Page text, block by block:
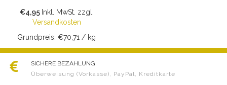
€4,95 Inkl. MwSt. zzgl.
Versandkosten
Grundpreis: €70,71 / kg
SICHERE BEZAHLUNG
Überweisung (Vorkasse), PayPal, Kreditkarte